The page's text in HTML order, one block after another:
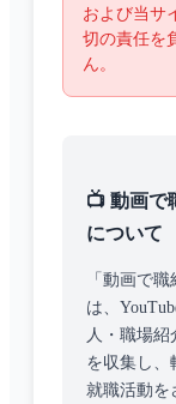
および当サ
切の責任を
ん。
📺 動画で
について
「動画で職
は、
人・職場紹
を収集し、
就職活動を